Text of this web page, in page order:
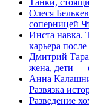
Танки,
Олеся
соперницей
Инста навка.
карьера после
Дмитрий
жена, дети —
Анна
Развязка
Разведение